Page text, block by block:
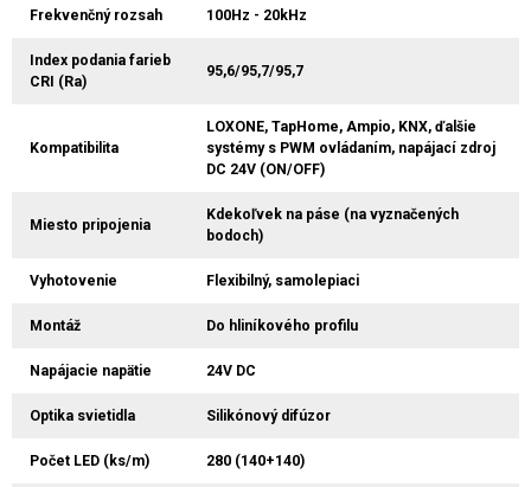
Frekvenčný rozsah 100Hz - 20kHz
Index podania farieb
CRI (Ra)
95,6/95,7/95,7
Kompatibilita
LOXONE, TapHome, Ampio, KNX, ďalšie
systémy s PWM ovládaním, napájací zdroj
DC 24V (ON/OFF)
Miesto pripojenia
Kdekoľvek na páse (na vyznačených
bodoch)
Vyhotovenie Flexibilný, samolepiaci
Montáž Do hliníkového profilu
Napájacie napätie 24V DC
Optika svietidla Silikónový difúzor
Počet LED (ks/m) 280 (140+140)